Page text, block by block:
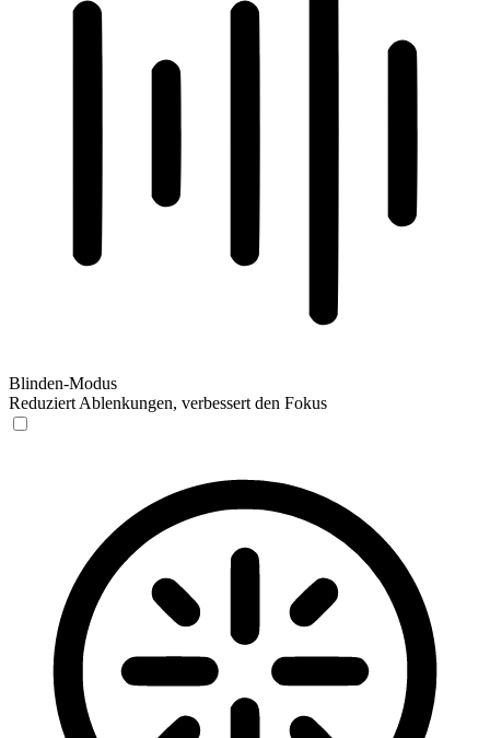
Blinden-Modus
Reduziert Ablenkungen, verbessert den Fokus